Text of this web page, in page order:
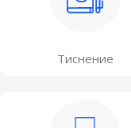
Тиснение